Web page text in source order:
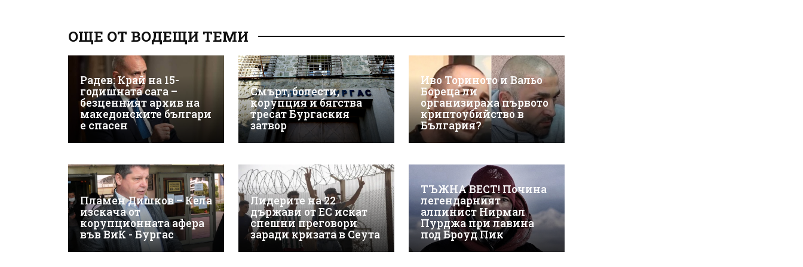
ОЩЕ ОТ ВОДЕЩИ ТЕМИ
Радев: Край на 15-
годишната сага –
безценният архив на
македонските българи
е спасен
Смърт, болести,
корупция и бягства
тресат Бургаския
затвор
Иво Ториното и Вальо
Бореца ли
организираха първото
криптоубийство в
България?
Пламен Дишков – Кела
изскача от
корупционната афера
във ВиК - Бургас
Лидерите на 22
държави от ЕС искат
спешни преговори
заради кризата в Сеута
ТЪЖНА ВЕСТ! Почина
легендарният
алпинист Нирмал
Пурджа при лавина
под Броуд Пик